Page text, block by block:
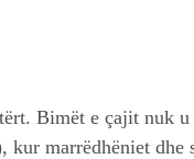
Bimët e çajit nuk u
marrëdhëniet dhe